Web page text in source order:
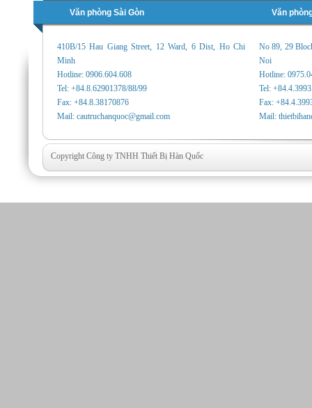
Văn phòng Sài Gòn Văn
410B/15 Hau Giang Street, 12 Ward, 6 Dist, Ho Chi
Minh
Hotline: 0906.604.608
Tel: +84.8.62901378/88/99
Fax: +84.8.38170876
Mail: cautruchanquoc@gmail.com
No 89, 29
Noi
Hotline:
Tel:
Fax:
Mail:
Copyright Công ty TNHH Thiết Bị Hàn Quốc